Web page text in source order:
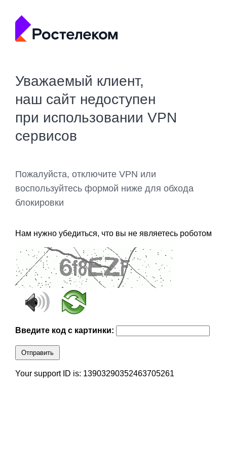
Уважаемый клиент,
наш сайт недоступен
при использовании VPN
сервисов
Пожалуйста, отключите VPN или
воспользуйтесь формой ниже для обхода
блокировки
Нам нужно убедиться, что вы не являетесь роботом
Введите код с картинки:
Отправить
Your support ID is: 13903290352463705261